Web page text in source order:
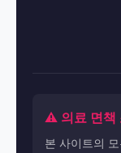
⚠️ 의료 면책
본 사이트의